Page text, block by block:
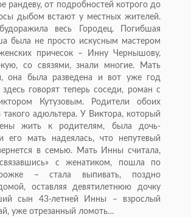
рандеву, от подробностей котрого до
дыбом встают у местных жителей.
весь Городец. Погибшая
была не просто искусным мастером
причесок – Инну Чернышову,
со связями, знали многие. Мать
она была разведена и вот уже год
здесь говорят теперь соседи, роман с
Кутузовым. Родители обоих
адюльтера. У Виктора, который
жить к родителям, была дочь-
его мать надеялась, что непутевый
в семью. Мать Инны считала,
с женатиком, пошла по
– стала выпивать, поздно
оставляя девятилетнюю дочку
сын 43-летней Инны – взрослый
уже отрезанный ломоть…